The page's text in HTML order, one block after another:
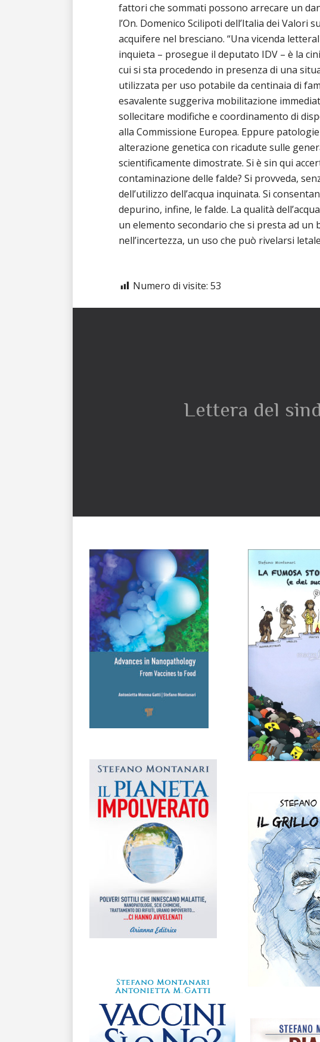
fattori che sommati possono arrecare un
l’On. Domenico Scilipoti dell’Italia dei Valori
acquifere nel bresciano. “Una vicenda
inquieta – prosegue il deputato IDV – è la
cui si sta procedendo in presenza di una
utilizzata per uso potabile da centinaia di
esavalente suggeriva mobilitazione
sollecitare modifiche e coordinamento di
alla Commissione Europea. Eppure
alterazione genetica con ricadute sulle
scientificamente dimostrate. Si è sin qui
contaminazione delle falde? Si provveda,
dell’utilizzo dell’acqua inquinata. Si
depurino, infine, le falde. La qualità
un elemento secondario che si presta ad un
nell’incertezza, un uso che può rivelarsi
Numero di visite: 53
Lettera del